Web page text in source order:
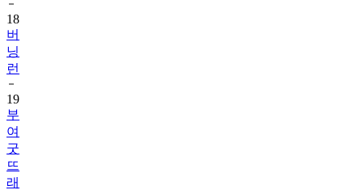
18
버
닝
런
19
부
여
굿
뜨
래